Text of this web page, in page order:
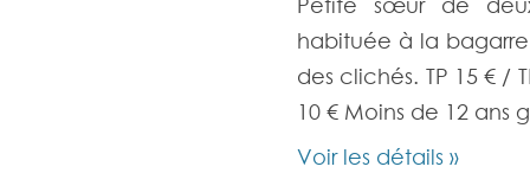
habituée à la
des clichés. TP 15 € /
10 € Moins de 12 ans
Voir les détails »